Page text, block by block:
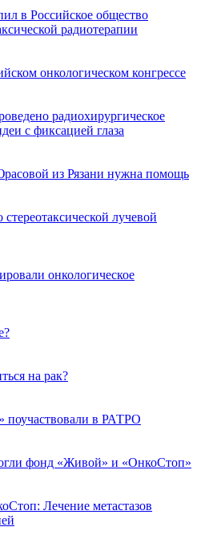
в Российское общество
радиотерапии
онкологическом конгрессе
радиохирургическое
с фиксацией глаза
из Рязани нужна помощь
лучевой
онкологическое
на рак?
в РАТРО
фонд «Живой» и «ОнкоСтоп»
Лечение метастазов